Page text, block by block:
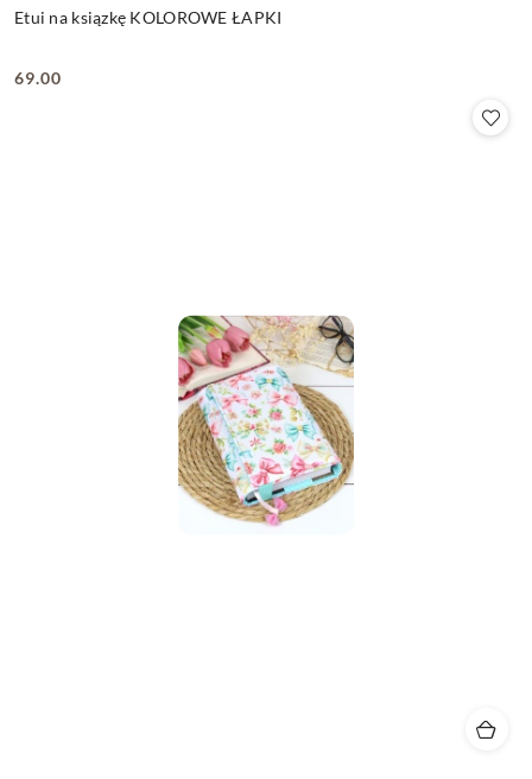
Etui na ksiązkę KOLOROWE ŁAPKI
Cena:
69.00